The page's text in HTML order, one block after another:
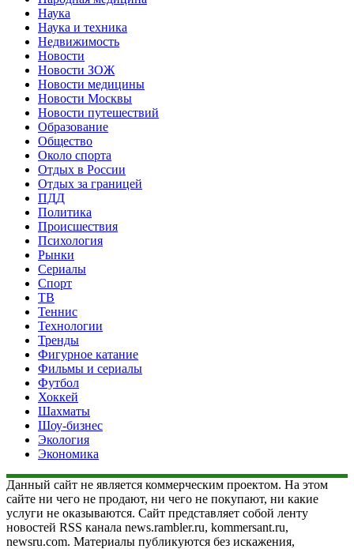
Наука
Наука и техника
Недвижимость
Новости
Новости ЗОЖ
Новости медицины
Новости Москвы
Новости путешествий
Образование
Общество
Около спорта
Отдых в России
Отдых за границей
ПДД
Политика
Происшествия
Психология
Рынки
Сериалы
Спорт
ТВ
Теннис
Технологии
Тренды
Фигурное катание
Фильмы и сериалы
Футбол
Хоккей
Шахматы
Шоу-бизнес
Экология
Экономика
Данный сайт не является коммерческим проектом. На этом
сайте ни чего не продают, ни чего не покупают, ни какие
услуги не оказываются. Сайт представляет собой ленту
новостей RSS канала news.rambler.ru, kommersant.ru,
newsru.com. Материалы публикуются без искажения,